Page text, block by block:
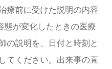
療前に受けた説明の内容
態が変化したときの医療
の説明を、日付と時刻と
てください。出来事の直